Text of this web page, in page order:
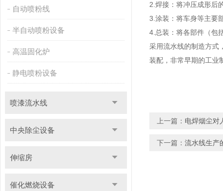
自动喷粉线
半自动喷粉设备
高温固化炉
静电喷粉设备
喷漆流水线
中央除尘设备
伸缩房
催化燃烧设备
2.焊接：将冲压成形后
3.涂装：将车身等主要
4.总装：将各部件（包
采用流水线的制造方式
装配，非常早期的工业
上一篇： 电焊烟尘对
下一篇： 流水线生产